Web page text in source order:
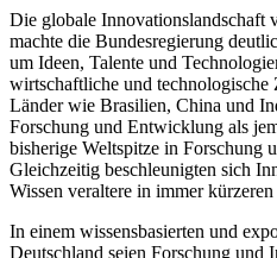
Die globale Innovationslandschaft
machte die Bundesregierung
um Ideen, Talente und
wirtschaftliche und technologische
Länder wie Brasilien, China und
Forschung und Entwicklung als
bisherige Weltspitze in Forschung
Gleichzeitig beschleunigten sich
Wissen veraltere in immer
In einem wissensbasierten und
Deutschland seien Forschung und